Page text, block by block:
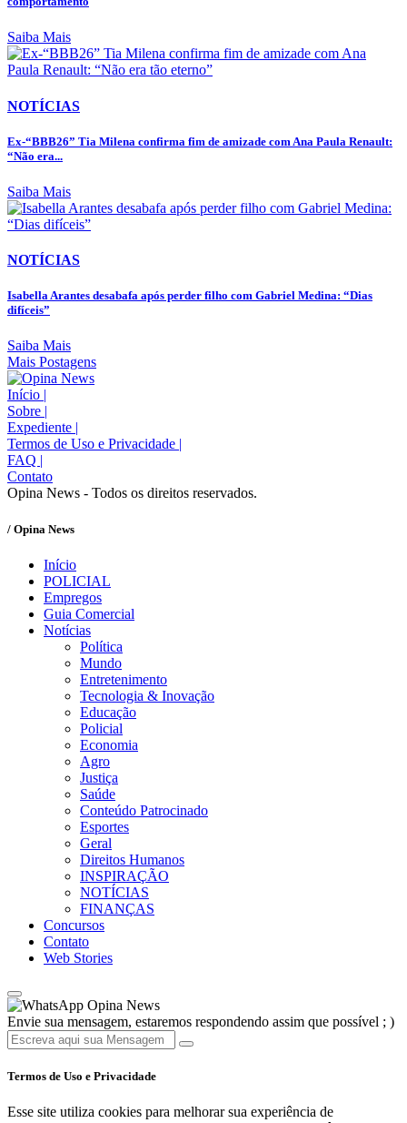
Saiba Mais
NOTÍCIAS
Ex-“BBB26” Tia Milena confirma fim de amizade com Ana Paula Renault:
“Não era...
Saiba Mais
NOTÍCIAS
Isabella Arantes desabafa após perder filho com Gabriel Medina: “Dias
difíceis”
Saiba Mais
Mais Postagens
Início
Sobre
Expediente
Termos de Uso e Privacidade
FAQ
Contato
Opina News - Todos os direitos reservados.
/ Opina News
Início
POLICIAL
Empregos
Guia Comercial
Notícias
Política
Mundo
Entretenimento
Tecnologia & Inovação
Educação
Policial
Economia
Agro
Justiça
Saúde
Conteúdo Patrocinado
Esportes
Geral
Direitos Humanos
INSPIRAÇÃO
NOTÍCIAS
FINANÇAS
Concursos
Contato
Web Stories
Opina News
Envie sua mensagem, estaremos respondendo assim que possível ; )
Termos de Uso e Privacidade
Esse site utiliza cookies para melhorar sua experiência de